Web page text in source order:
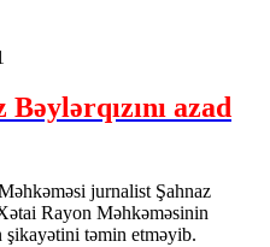
azad
jurnalist Şahnaz
Rayon Məhkəməsinin
şikayətini təmin etməyib.